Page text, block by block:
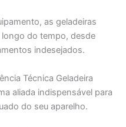
as geladeiras
do tempo, desde
indesejados.
Técnica Geladeira
aliada indispensável para
do seu aparelho.